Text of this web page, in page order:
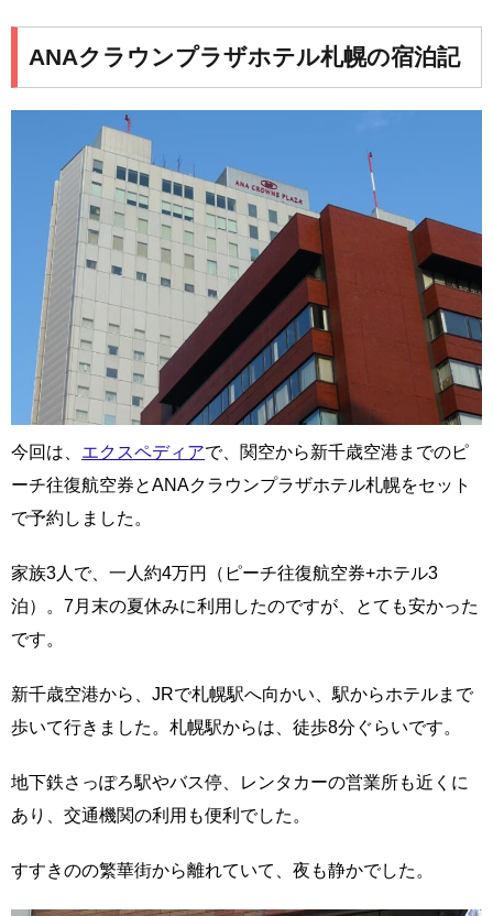
ANAクラウンプラザホテル札幌の宿泊記
今回は、 エクスペディアで、関空から新千歳空港までのピ
ーチ往復航空券とANAクラウンプラザホテル札幌をセット
で予約しました。
家族3人で、一人約4万円（ピーチ往復航空券+ホテル3
泊）。7月末の夏休みに利用したのですが、とても安かった
です。
新千歳空港から、JRで札幌駅へ向かい、駅からホテルまで
歩いて行きました。札幌駅からは、徒歩8分ぐらいです。
地下鉄さっぽろ駅やバス停、レンタカーの営業所も近くに
あり、交通機関の利用も便利でした。
すすきのの繁華街から離れていて、夜も静かでした。